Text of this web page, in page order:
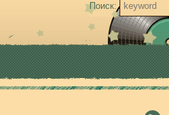
Поиск: